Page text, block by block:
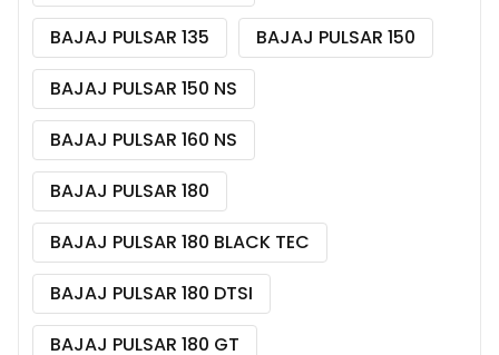
BAJAJ PULSAR 135
BAJAJ PULSAR 150
BAJAJ PULSAR 150 NS
BAJAJ PULSAR 160 NS
BAJAJ PULSAR 180
BAJAJ PULSAR 180 BLACK TEC
BAJAJ PULSAR 180 DTSI
BAJAJ PULSAR 180 GT